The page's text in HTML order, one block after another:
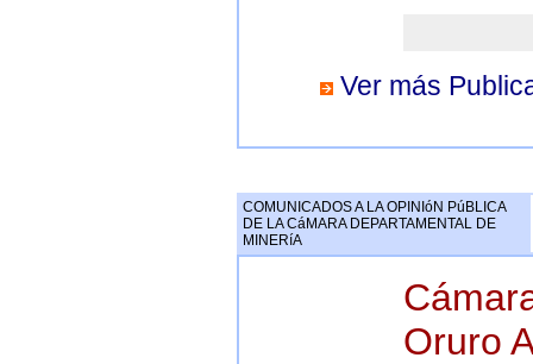
Ver más
COMUNICADOS A LA OPINIóN PúBLICA
DE LA CáMARA DEPARTAMENTAL DE
MINERíA
Oruro